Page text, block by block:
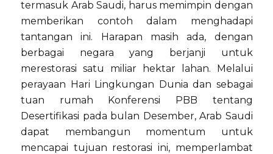
termasuk Arab Saudi, harus memimpin dengan
memberikan contoh dalam menghadapi
tantangan ini. Harapan masih ada, dengan
berbagai negara yang berjanji untuk
merestorasi satu miliar hektar lahan. Melalui
perayaan Hari Lingkungan Dunia dan sebagai
tuan rumah Konferensi PBB tentang
Desertifikasi pada bulan Desember, Arab Saudi
dapat membangun momentum untuk
mencapai tujuan restorasi ini, memperlambat